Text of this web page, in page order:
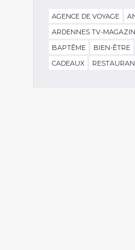
AGENCE DE VOYAGE
ARDENNES TV-
BAPTÊME
BIEN-ÊTRE
CADEAUX